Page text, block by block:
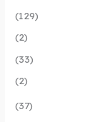
(129)
(2)
(33)
(2)
(37)